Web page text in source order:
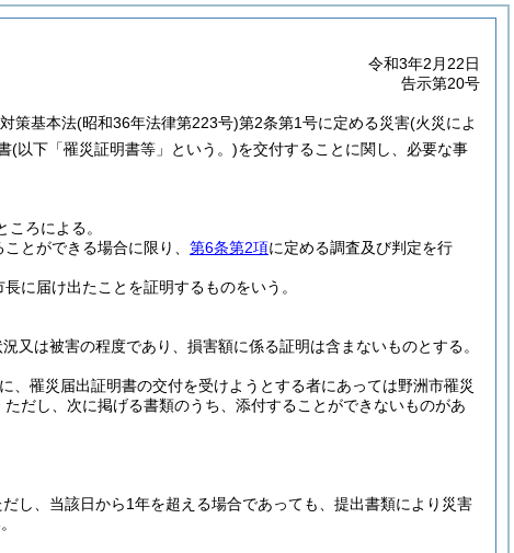
令和3年2月22日
告示第20号
策基本法(昭和36年法律第223号)第2条第1号に定める災害(火災によ
(以下「罹災証明書等」という。)を交付することに関し、必要な事
ころによる。
とができる場合に限り、 第6条第2項に定める調査及び判定を行
に届け出たことを証明するものをいう。
又は被害の程度であり、損害額に係る証明は含まないものとする。
に、罹災届出証明書の交付を受けようとする者にあっては野洲市罹災
ただし、次に掲げる書類のうち、添付することができないものがあ
だし、当該日から1年を超える場合であっても、提出書類により災害